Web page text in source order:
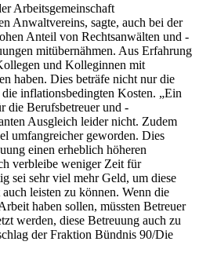
Arbeitsgemeinschaft
Anwaltvereins, sagte, auch bei der
Anteil von Rechtsanwälten und -
mitübernähmen. Aus Erfahrung
und Kolleginnen mit
haben. Dies beträfe nicht nur die
inflationsbedingten Kosten. „Ein
die Berufsbetreuer und -
Ausgleich leider nicht. Zudem
umfangreicher geworden. Dies
einen erheblich höheren
verbleibe weniger Zeit für
sei sehr viel mehr Geld, um diese
leisten zu können. Wenn die
haben sollen, müssten Betreuer
werden, diese Betreuung auch zu
der Fraktion Bündnis 90/Die